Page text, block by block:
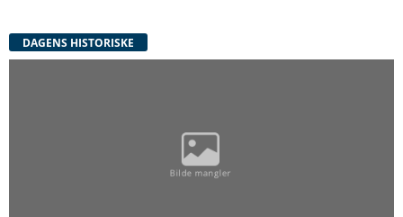
DAGENS HISTORISKE